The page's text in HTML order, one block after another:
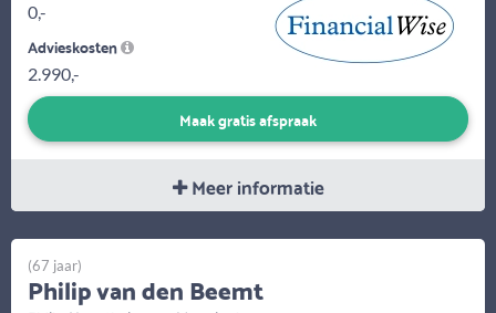
0,-
Advieskosten
2.990,-
Maak gratis afspraak
Meer informatie
(67 jaar)
Philip van den Beemt